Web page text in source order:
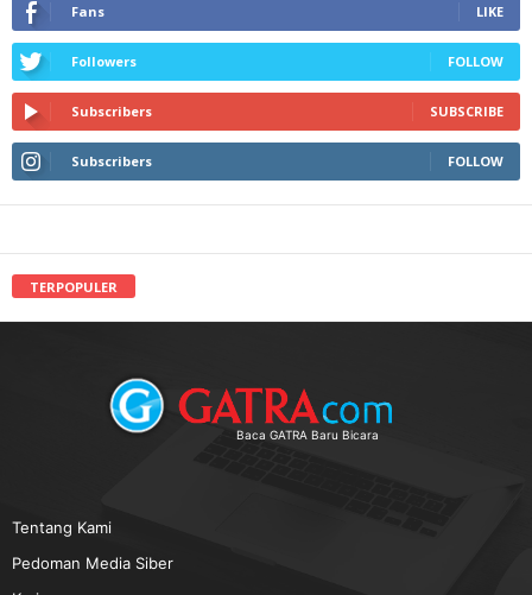
Fans LIKE
Followers FOLLOW
Subscribers SUBSCRIBE
Subscribers FOLLOW